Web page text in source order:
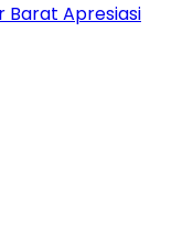
Barat Apresiasi